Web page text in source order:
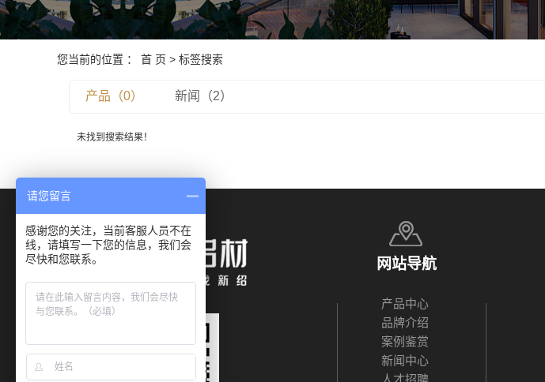
您当前的位置 ： 首 页 > 标签搜索
产品（0） 新闻（2）
未找到搜索结果！
网站导航
产品中心
品牌介绍
案例鉴赏
新闻中心
请您留言
感谢您的关注，当前客服人员不在
线，请填写一下您的信息，我们会
尽快和您联系。